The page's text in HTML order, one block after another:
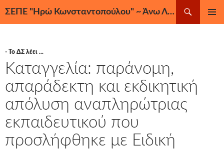
ΣΕΠΕ "Ηρώ Κωνσταντοπούλου" ~ Άνω Λιόσια, Ζεφύρι, Φυλή
- Το ΔΣ λέει ...
Καταγγελία: παράνομη,
απαράδεκτη και εκδικητική
απόλυση αναπληρώτριας
εκπαιδευτικού που
προσλήφθηκε με Ειδική